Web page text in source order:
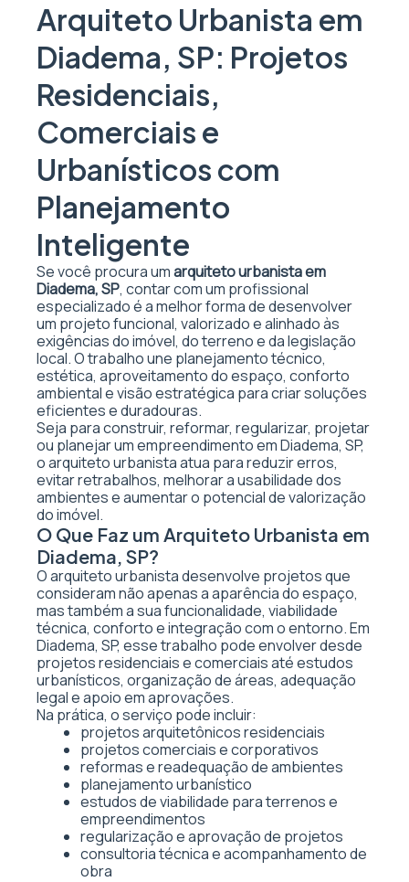
Arquiteto Urbanista em
Diadema, SP: Projetos
Residenciais,
Comerciais e
Urbanísticos com
Planejamento
Inteligente
Se você procura umarquiteto urbanista em
Diadema, SP, contar com um profissional
especializado é a melhor forma de desenvolver
um projeto funcional, valorizado e alinhado às
exigências do imóvel, do terreno e da legislação
local. O trabalho une planejamento técnico,
estética, aproveitamento do espaço, conforto
ambiental e visão estratégica para criar soluções
eficientes e duradouras.
Seja para construir, reformar, regularizar, projetar
ou planejar um empreendimento em Diadema, SP,
o arquiteto urbanista atua para reduzir erros,
evitar retrabalhos, melhorar a usabilidade dos
ambientes e aumentar o potencial de valorização
do imóvel.
O Que Faz um Arquiteto Urbanista em
Diadema, SP?
O arquiteto urbanista desenvolve projetos que
consideram não apenas a aparência do espaço,
mas também a sua funcionalidade, viabilidade
técnica, conforto e integração com o entorno. Em
Diadema, SP, esse trabalho pode envolver desde
projetos residenciais e comerciais até estudos
urbanísticos, organização de áreas, adequação
legal e apoio em aprovações.
Na prática, o serviço pode incluir:
projetos arquitetônicos residenciais
projetos comerciais e corporativos
reformas e readequação de ambientes
planejamento urbanístico
estudos de viabilidade para terrenos e
empreendimentos
regularização e aprovação de projetos
consultoria técnica e acompanhamento de
obra